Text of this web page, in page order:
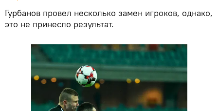
Гурбанов провел несколько замен игроков, однако,
это не принесло результат.